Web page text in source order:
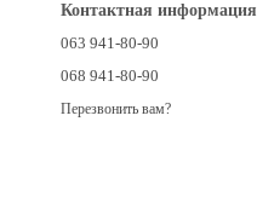
Контактная информация
063 941-80-90
068 941-80-90
Перезвонить вам?